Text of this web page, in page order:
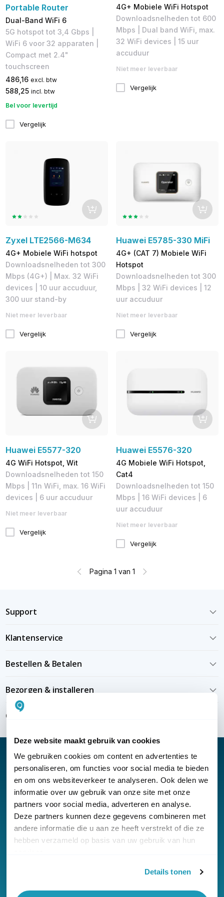
Deze website maakt gebruik van cookies
We gebruiken cookies om content en advertenties te
personaliseren, om functies voor social media te bieden
en om ons websiteverkeer te analyseren. Ook delen we
informatie over uw gebruik van onze site met onze
partners voor social media, adverteren en analyse.
Deze partners kunnen deze gegevens combineren met
andere informatie die u aan ze heeft verstrekt of die ze
hebben verzameld op basis van uw gebruik van hun
Details tonen
Portable Router
Dual-Band WiFi 6
5G hotspot tot 3,4 Gbps |
WiFi 6 voor 32 apparaten |
Compact met 2.4"
touchscreen
486,16 excl. btw
588,25 incl. btw
Bel voor levertijd
Vergelijk
4G+ Mobiele WiFi Hotspot
Downloadsnelheden tot 600
Mbps | Dual band WiFi, max.
32 WiFi devices | 15 uur
accuduur
Niet meer leverbaar
Vergelijk
Zyxel LTE2566-M634
4G+ Mobiele WiFi hotspot
Downloadsnelheden tot 300
Mbps (4G+) | Max. 32 WiFi
devices | 10 uur accuduur,
300 uur stand-by
Niet meer leverbaar
Vergelijk
Huawei E5785-330 MiFi
4G+ (CAT 7) Mobiele WiFi
Hotspot
Downloadsnelheden tot 300
Mbps​ | 32 WiFi devices | 12
uur accuduur
Niet meer leverbaar
Vergelijk
Huawei E5577-320
4G WiFi Hotspot, Wit
Downloadsnelheden tot 150
Mbps | 11n WiFi, max. 16 WiFi
devices | 6 uur accuduur
Niet meer leverbaar
Vergelijk
Huawei E5576-320
4G Mobiele WiFi Hotspot,
Cat4
Downloadsnelheden tot 150
Mbps​ | 16 WiFi devices | 6
uur accuduur
Niet meer leverbaar
Vergelijk
Pagina 1 van 1
Support
Klantenservice
Bestellen & Betalen
Bezorgen & installeren
Over KommaGo
Nieuwsbrief
Klantenservice